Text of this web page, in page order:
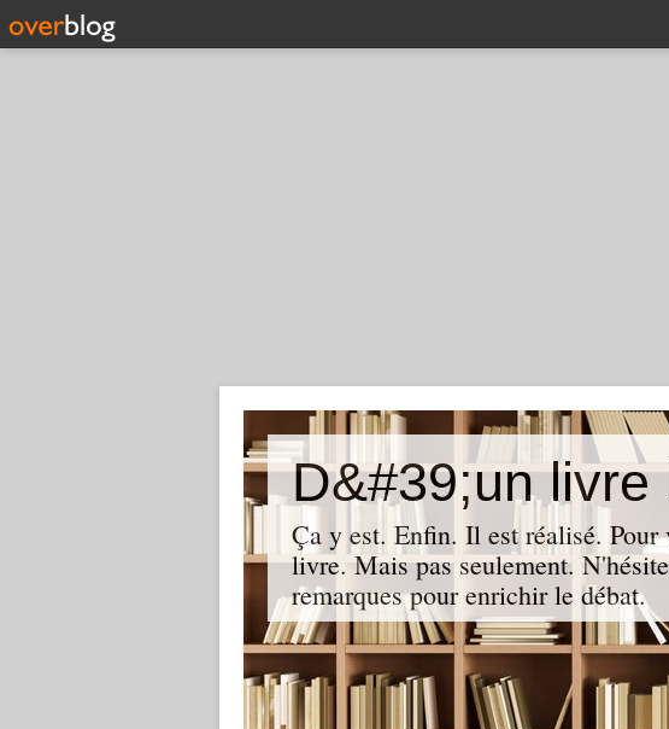
D&#39;un livre
Ça y est. Enfin. Il est réalisé.
livre. Mais pas seulement.
remarques pour enrichir le débat.